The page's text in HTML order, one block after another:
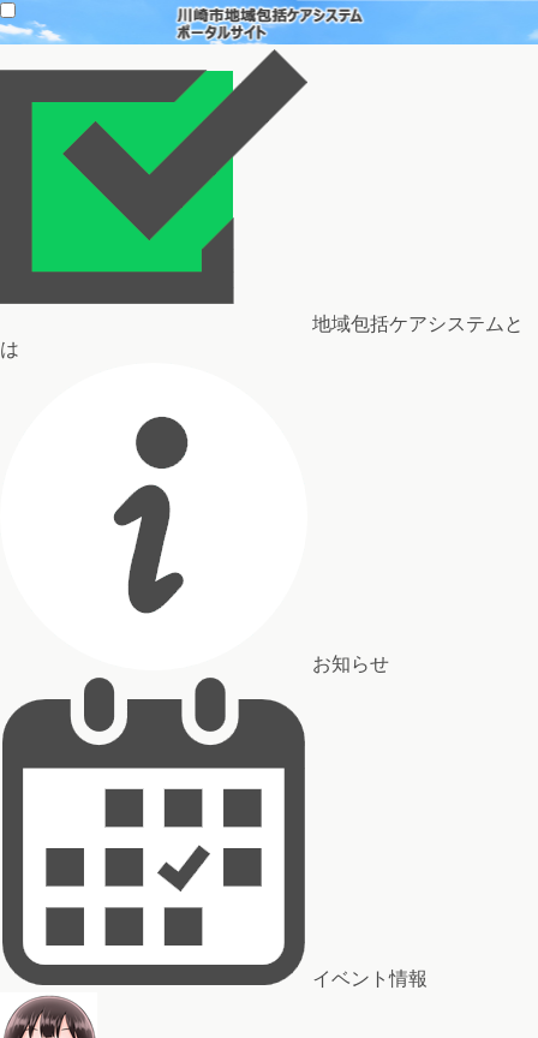
地域包括ケアシステムと
は
お知らせ
イベント情報